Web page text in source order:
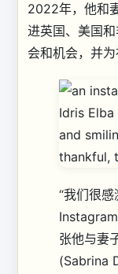
2022年，他和
进英国、美国
会和机会，并为
“我们很
张他与妻
(Sabrina